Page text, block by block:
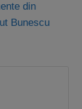
din
Bunescu